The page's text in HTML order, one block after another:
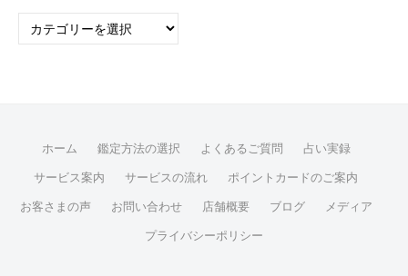
カ
ホーム 鑑定方法の選択 よくあるご質問 占い実録
サービス案内 サービスの流れ ポイントカードのご案内
お客さまの声 お問い合わせ 店舗概要 ブログ メディア
プライバシーポリシー